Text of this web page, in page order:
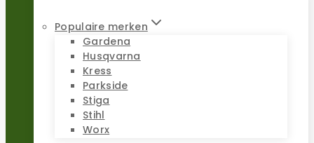
Populaire merken
Gardena
Husqvarna
Kress
Parkside
Stiga
Stihl
Worx